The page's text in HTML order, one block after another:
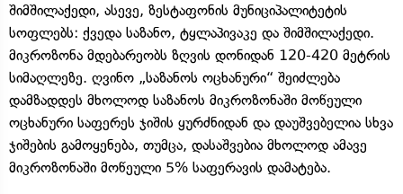
შიმშილაქედი, ასევე, ზესტაფონის მუნიციპალიტეტის
სოფლებს: ქვედა საზანო, ტყლაპივაკე და შიმშილაქედი.
მიკროზონა მდებარეობს ზღვის დონიდან 120-420 მეტრის
სიმაღლეზე. ღვინო „საზანოს ოცხანური“ შეიძლება
დამზადდეს მხოლოდ საზანოს მიკროზონაში მოწეული
ოცხანური საფერეს ჯიშის ყურძნიდან და დაუშვებელია სხვა
ჯიშების გამოყენება, თუმცა, დასაშვებია მხოლოდ ამავე
მიკროზონაში მოწეული 5% საფერავის დამატება.